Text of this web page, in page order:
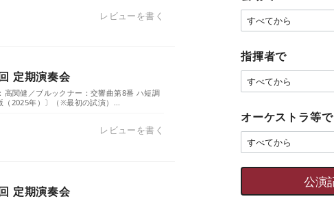
レビューを書く
定期演奏会
関健／ブルックナー：交響曲第8番 ハ短調
2025年）〕（※最初の試演）...
レビューを書く
定期演奏会
指揮者で
オーケストラ等で